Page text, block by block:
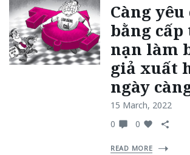
Càng yêu
bằng
nạn làm
giả xuất
ngày
15 March, 2022
0
0
READ MORE